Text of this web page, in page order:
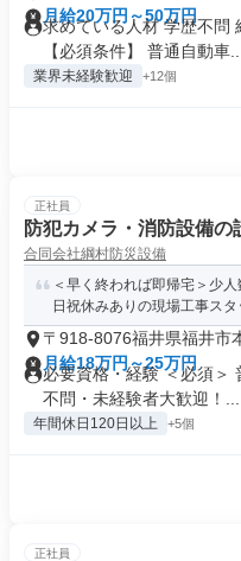
月給20万円～50万円
求めている人材 学歴不問
【必須条件】 普通自動車...
業界未経験歓迎 +12個
正社員
防犯カメラ・消防設備の
合同会社綱村防災設備
＜早く終われば即帰宅＞少
日祝休みありの現場工事スタ
〒918-8076福井県福井市
月給18万円～25万円
必要資格・経験 ＜必須＞
不問・未経験者大歓迎！...
年間休日120日以上 +5個
正社員